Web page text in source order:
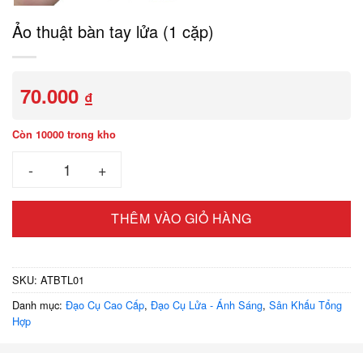
Ảo thuật bàn tay lửa (1 cặp)
70.000 ₫
Còn 10000 trong kho
THÊM VÀO GIỎ HÀNG
SKU: ATBTL01
Danh mục: Đạo Cụ Cao Cấp, Đạo Cụ Lửa - Ánh Sáng, Sân Khấu Tổng
Hợp